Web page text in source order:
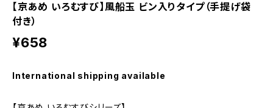
【京あめ いろむすび】風船玉 ビン入りタイプ（手提げ袋
付き）
¥658
International shipping available